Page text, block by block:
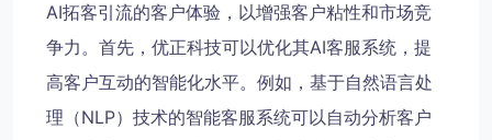
AI拓客引流的客户体验，以增强客户粘性和市场竞
争力。首先，优正科技可以优化其AI客服系统，提
高客户互动的智能化水平。例如，基于自然语言处
理（NLP）技术的智能客服系统可以自动分析客户